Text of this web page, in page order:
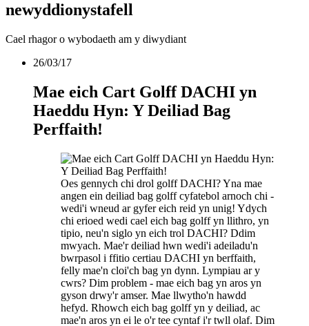
newyddionystafell
Cael rhagor o wybodaeth am y diwydiant
26/03/17
Mae eich Cart Golff DACHI yn
Haeddu Hyn: Y Deiliad Bag
Perffaith!
Oes gennych chi drol golff DACHI? Yna mae
angen ein deiliad bag golff cyfatebol arnoch chi -
wedi'i wneud ar gyfer eich reid yn unig! Ydych
chi erioed wedi cael eich bag golff yn llithro, yn
tipio, neu'n siglo yn eich trol DACHI? Ddim
mwyach. Mae'r deiliad hwn wedi'i adeiladu'n
bwrpasol i ffitio certiau DACHI yn berffaith,
felly mae'n cloi'ch bag yn dynn. Lympiau ar y
cwrs? Dim problem - mae eich bag yn aros yn
gyson drwy'r amser. Mae llwytho'n hawdd
hefyd. Rhowch eich bag golff yn y deiliad, ac
mae'n aros yn ei le o'r tee cyntaf i'r twll olaf. Dim